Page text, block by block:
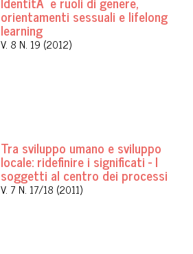
orientamenti sessuali e lifelong
learning
V. 8 N. 19 (2012)
Tra sviluppo umano e sviluppo
locale: ridefinire i significati - I
soggetti al centro dei processi
V. 7 N. 17/18 (2011)